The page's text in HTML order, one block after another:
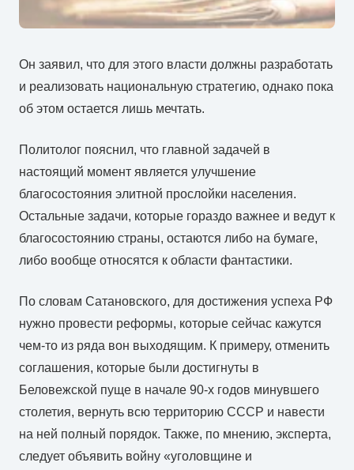
Он заявил, что для этого власти должны разработать
и реализовать национальную стратегию, однако пока
об этом остается лишь мечтать.
Политолог пояснил, что главной задачей в
настоящий момент является улучшение
благосостояния элитной прослойки населения.
Остальные задачи, которые гораздо важнее и ведут к
благосостоянию страны, остаются либо на бумаге,
либо вообще относятся к области фантастики.
По словам Сатановского, для достижения успеха РФ
нужно провести реформы, которые сейчас кажутся
чем-то из ряда вон выходящим. К примеру, отменить
соглашения, которые были достигнуты в
Беловежской пуще в начале 90-х годов минувшего
столетия, вернуть всю территорию СССР и навести
на ней полный порядок. Также, по мнению, эксперта,
следует объявить войну «уголовщине и